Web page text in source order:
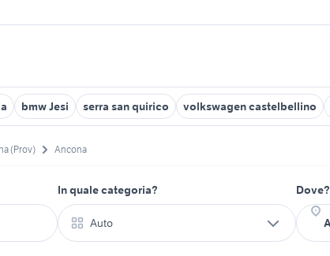
bmw Jesi serra san quirico volkswagen castelbellino
(Prov) Ancona
In quale categoria?
Auto
Dove?